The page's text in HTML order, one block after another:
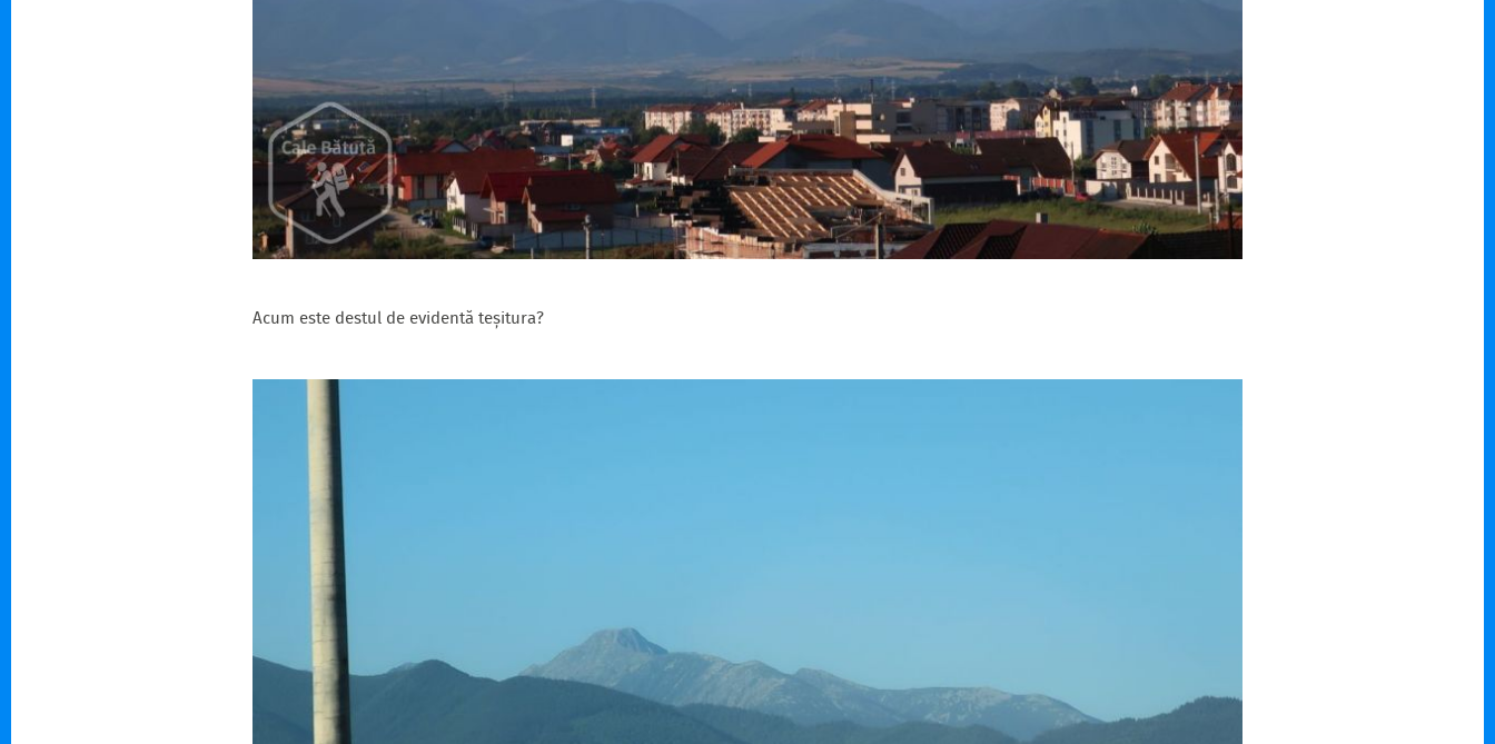
Acum este destul de evidentă teșitura?